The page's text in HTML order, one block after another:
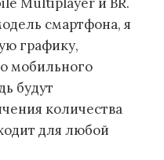
смартфона, я
графику,
мобильного
будут
количества
для любой